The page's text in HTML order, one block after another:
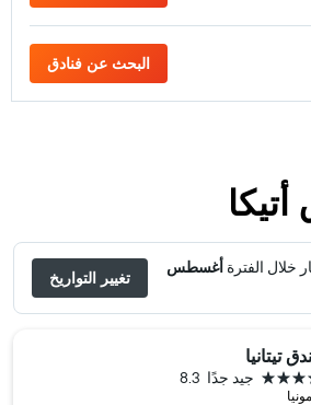
البحث عن فنادق
خلال الفترة أغسطس
تغيير التواريخ
تيتانيا
8.3 جيد جدًا